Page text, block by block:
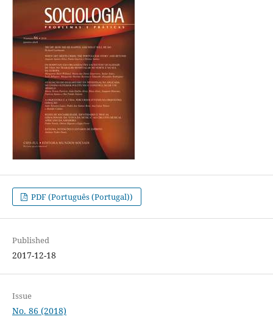
PDF (Português (Portugal))
Published
2017-12-18
Issue
No. 86 (2018)